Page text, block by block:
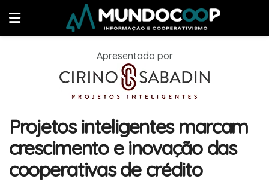
Apresentado por
Projetos inteligentes marcam
crescimento e inovação das
cooperativas de crédito